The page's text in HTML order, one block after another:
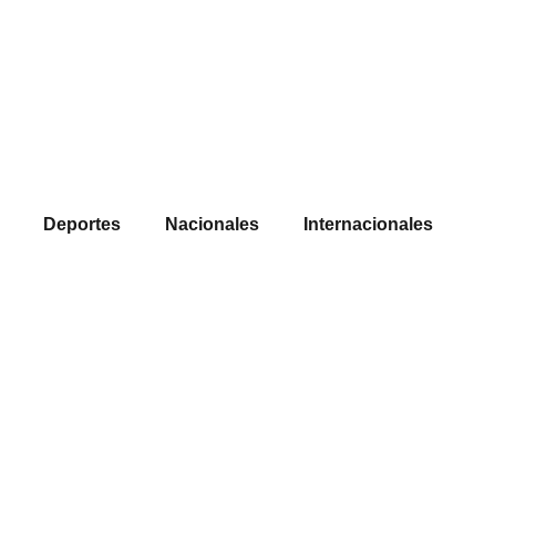
Deportes Nacionales Internacionales